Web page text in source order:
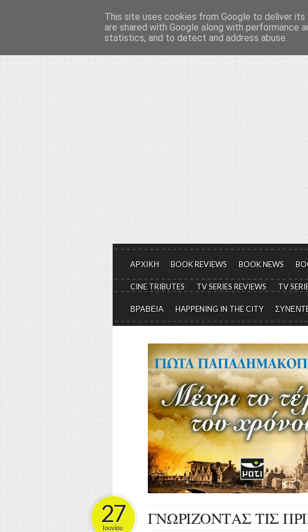
Το μεγαλείο των Τεχνών...
Είμαστε πάντα εδώ για να μιλάμε για τον
ΑΡΧΙΚΗ BOOK REVIEWS BOOK NEWS
CINE TRIBUTES TV SERIES REVIEWS TV
ΒΡΑΒΕΙΑ HAPPENING IN THE CITY
ΓΝΩΡΙΖΟΝΤΑΣ ΤΙΣ
27
Ιουνίου
This site uses cookies from Google to deliver
are shared with Google along with performance
statistics, and to detect and address abuse.